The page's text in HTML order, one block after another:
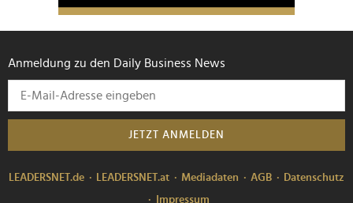
Anmeldung zu den Daily Business News
JETZT ANMELDEN
LEADERSNET.de LEADERSNET.at Mediadaten AGB
Datenschutz
Impressum